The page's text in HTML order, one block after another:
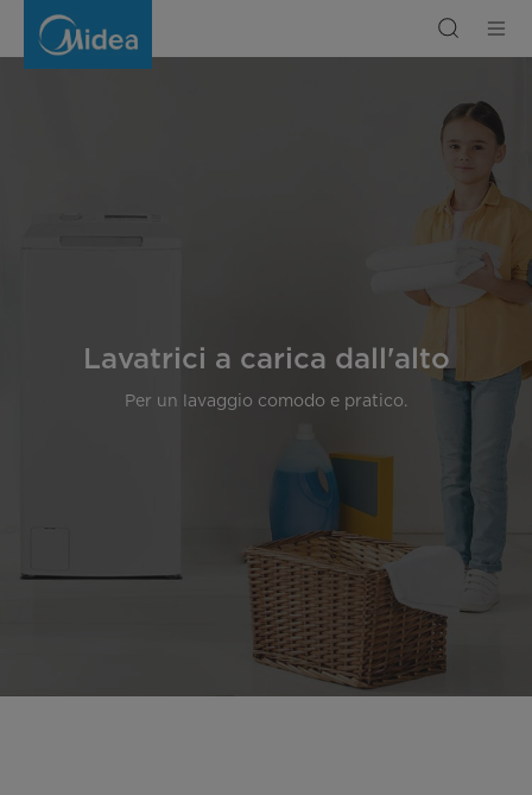
dall’alto
Lavatrici a carica dall'alto
Per un lavaggio comodo e pratico.